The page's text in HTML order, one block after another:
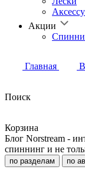
Акции
Главная
Поиск
Корзина
Блог Norstream -
спиннинг и не
по разделам по